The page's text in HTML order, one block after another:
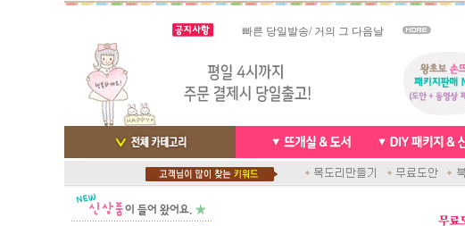
실시간 결
빠른 당일발송/ 거의 그 다음날